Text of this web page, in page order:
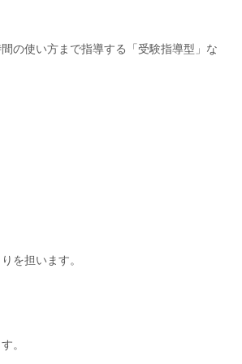
の使い方まで指導する「受験指導型」な
を担います。
。